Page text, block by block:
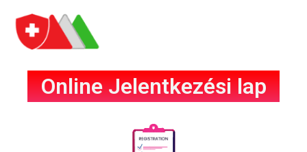
Online Jelentkezési lap